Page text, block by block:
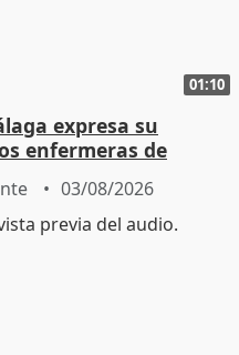
01:10
expresa su
enfermeras de
03/08/2026